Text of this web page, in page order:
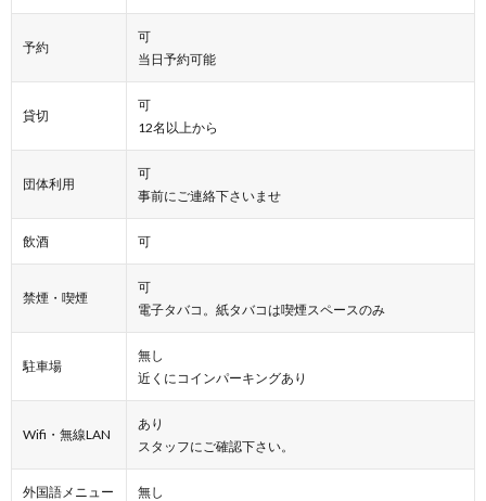
予約
可
当日予約可能
貸切
可
12名以上から
団体利用
可
事前にご連絡下さいませ
飲酒 可
禁煙・喫煙
可
電子タバコ。紙タバコは喫煙スペースのみ
駐車場
無し
近くにコインパーキングあり
Wifi・無線LAN
あり
スタッフにご確認下さい。
外国語メニュー 無し